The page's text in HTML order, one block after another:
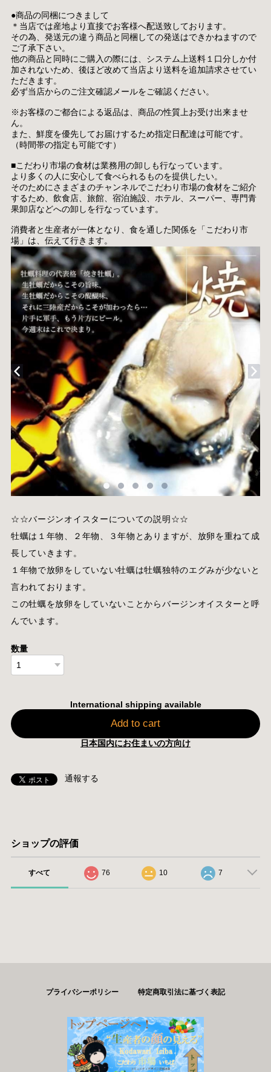
●商品の同梱につきまして
＊当店では産地より直接でお客様へ配送致しております。
その為、発送元の違う商品と同梱しての発送はできかねますので
ご了承下さい。
他の商品と同時にご購入の際には、システム上送料１口分しか付
加されないため、後ほど改めて当店より送料を追加請求させてい
ただきます。
必ず当店からのご注文確認メールをご確認ください。
※お客様のご都合による返品は、商品の性質上お受け出来ませ
ん。
また、鮮度を優先してお届けするため指定日配達は可能です。
（時間帯の指定も可能です）
■こだわり市場の食材は業務用の卸しも行なっています。
より多くの人に安心して食べられるものを提供したい。
そのためにさまざまのチャンネルでこだわり市場の食材をご紹介
するため、飲食店、旅館、宿泊施設、ホテル、スーパー、専門青
果卸店などへの卸しを行なっています。
消費者と生産者が一体となり、食を通した関係を「こだわり市
場」は、伝えて行きます。
☆☆バージンオイスターについての説明☆☆
牡蠣は１年物、２年物、３年物とありますが、放卵を重ねて成
長していきます。
１年物で放卵をしていない牡蠣は牡蠣独特のエグみが少ないと
言われております。
この牡蠣を放卵をしていないことからバージンオイスターと呼
んでいます。
数量
International shipping available
Add to cart
日本国内にお住まいの方向け
通報する
ショップの評価
すべて 76 10 7
プライバシーポリシー 特定商取引法に基づく表記